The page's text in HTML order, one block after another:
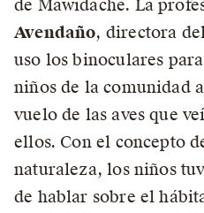
de Mawidache. La
Avendaño, directora
uso los binoculares
niños de la comunidad
vuelo de las aves que
ellos. Con el concepto
naturaleza, los niños
de hablar sobre el